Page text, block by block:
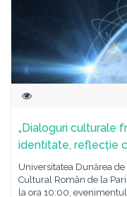
„Dialoguri culturale
identitate, reflecție
Universitatea Dunărea
Cultural Român de la
la ora 10:00,